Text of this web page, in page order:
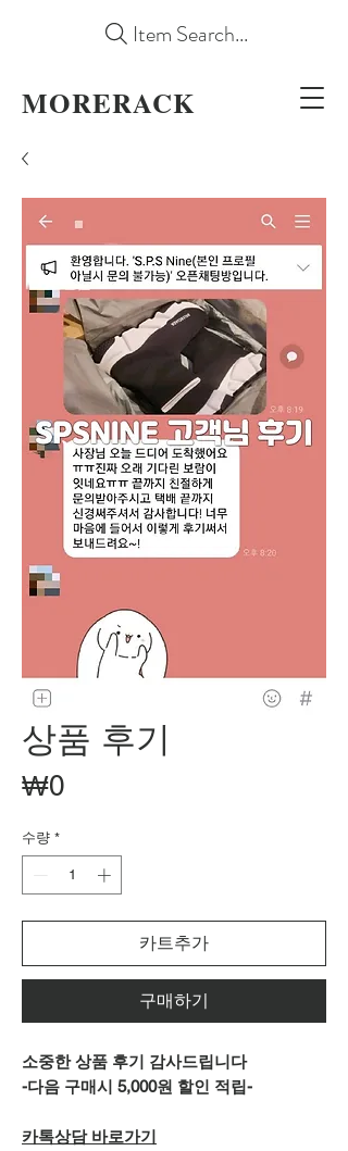
MORERACK
Item Search...
상품 후기
₩0가
수량 *
카트추가
구매하기
소중한 상품 후기 감사드립니다
-다음 구매시 5,000원 할인 적립-
카톡상담 바로가기